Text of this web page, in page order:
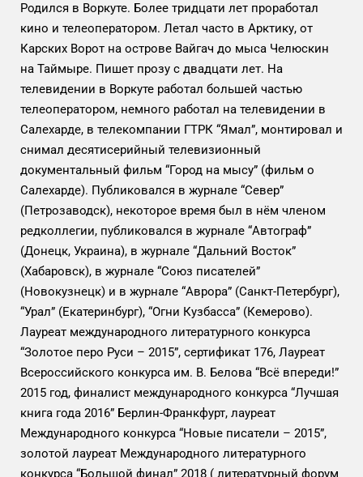
Родился в Воркуте. Более тридцати лет проработал
кино и телеоператором. Летал часто в Арктику, от
Карских Ворот на острове Вайгач до мыса Челюскин
на Таймыре. Пишет прозу с двадцати лет. На
телевидении в Воркуте работал большей частью
телеоператором, немного работал на телевидении в
Салехарде, в телекомпании ГТРК “Ямал”, монтировал и
снимал десятисерийный телевизионный
документальный фильм “Город на мысу” (фильм о
Салехарде). Публиковался в журнале “Север”
(Петрозаводск), некоторое время был в нём членом
редколлегии, публиковался в журнале “Автограф”
(Донецк, Украина), в журнале “Дальний Восток”
(Хабаровск), в журнале “Союз писателей”
(Новокузнецк) и в журнале “Аврора” (Санкт-Петербург),
“Урал” (Екатеринбург), “Огни Кузбасса” (Кемерово).
Лауреат международного литературного конкурса
“Золотое перо Руси – 2015”, сертификат 176, Лауреат
Всероссийского конкурса им. В. Белова “Всё впереди!”
2015 год, финалист международного конкурса “Лучшая
книга года 2016” Берлин-Франкфурт, лауреат
Международного конкурса “Новые писатели – 2015”,
золотой лауреат Международного литературного
конкурса “Большой финал” 2018 ( литературный форум